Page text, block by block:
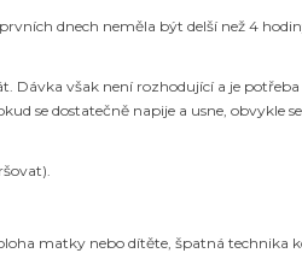
dnech neměla být delší než 4
Dávka však není rozhodující a je
se dostatečně napije a usne, obvykle
matky nebo dítěte, špatná technika